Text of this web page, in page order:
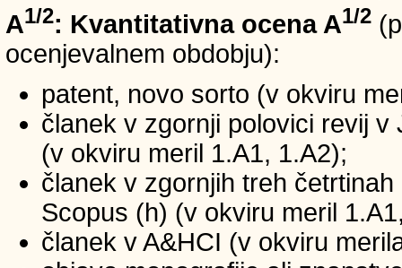
A1/2: Kvantitativna ocena A1/2
ocenjevalnem obdobju):
patent, novo sorto (v okviru
članek v zgornji polovici revij
(v okviru meril 1.A1, 1.A2);
članek v zgornjih treh
Scopus (h) (v okviru meril
članek v A&HCI (v okviru